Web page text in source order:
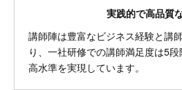
実践的で高品質
講師陣は豊富なビジネス経験と講
り、一社研修での講師満足度は5
高水準を実現しています。